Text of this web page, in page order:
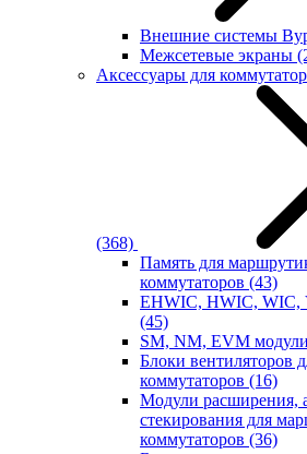
Внешние системы
Межсетевые экраны
Аксессуары для
(368)
Память для
коммутаторов (43)
EHWIC, HWIC, WIC,
(45)
SM, NM, EVM модули
Блоки вентиляторов
коммутаторов (16)
Модули расширения,
стекирования для
коммутаторов (36)